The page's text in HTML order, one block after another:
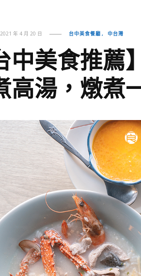
2021 年 4 月 20 日 台中美食餐廳 中台灣
中美食推
高湯，燉煮